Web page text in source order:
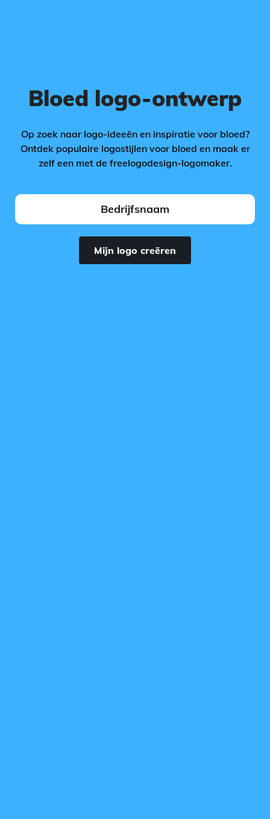
Bloed logo-ontwerp
Op zoek naar logo-ideeën en inspiratie voor bloed?
Ontdek populaire logostijlen voor bloed en maak er
zelf een met de freelogodesign-logomaker.
Mijn logo creëren